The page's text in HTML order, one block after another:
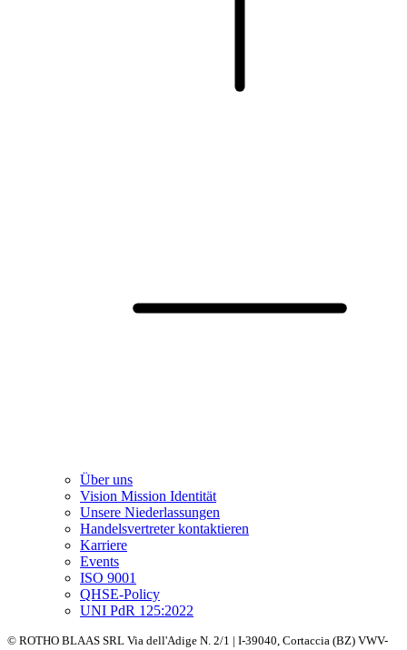
Über uns
Vision Mission Identität
Unsere Niederlassungen
Handelsvertreter kontaktieren
Karriere
Events
ISO 9001
QHSE-Policy
UNI PdR 125:2022
© ROTHO BLAAS SRL Via dell'Adige N. 2/1 | I-39040, Cortaccia (BZ) VWV-